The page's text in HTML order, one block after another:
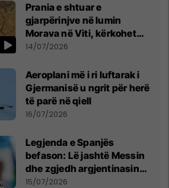
Prania e shtuar e
gjarpërinjve në lumin
Morava në Viti, kërkohet
kujdes nga qytetarët
14/07/2026
Aeroplani më i ri luftarak i
Gjermanisë u ngrit për herë
të parë në qiell
16/07/2026
Legjenda e Spanjës
befason: Lë jashtë Messin
dhe zgjedh argjentinasin
më të mirë në botë
15/07/2026